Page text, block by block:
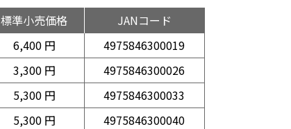
標準小売価格
JANコード
6,400 円
4975846300019
3,300 円
4975846300026
5,300 円
4975846300033
5,300 円
4975846300040